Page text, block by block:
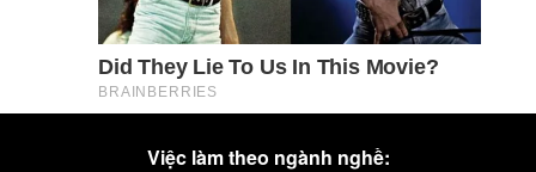
Việc làm theo ngành nghề: